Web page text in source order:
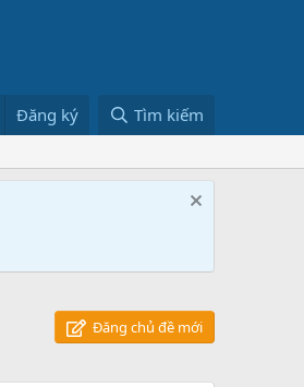
Đăng ký Tìm kiếm
Đăng chủ đề mới